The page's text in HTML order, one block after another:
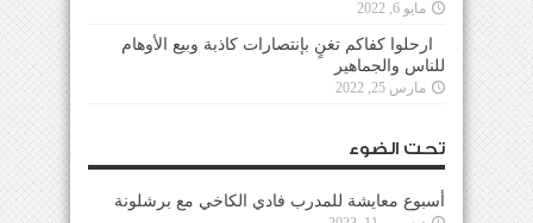
مايو 6, 2022
ارحلوا كفاكم تغنٍ بإنتصارات كاذبة وبيع الأوهام
للناس والجماهير
مارس 25, 2022
تحت الضوء
أسبوع معايشة للمدرب فادي الكاخي مع برشلونة